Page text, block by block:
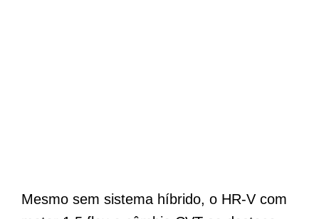
Mesmo sem sistema híbrido, o HR-V com